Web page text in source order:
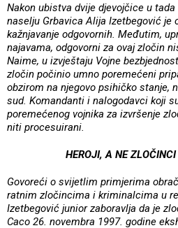
Nakon ubistva dvije djevojčice u
naselju Grbavica Alija Izetbegović je
kažnjavanje odgovornih. Međutim,
najavama, odgovorni za ovaj zločin
Naime, u izvještaju Vojne
zločin počinio umno poremećeni
obzirom na njegovo psihičko stanje,
sud. Komandanti i nalogodavci koji
poremećenog vojnika za izvršenje
niti procesuirani.
HEROJI, A NE
Govoreći o svijetlim primjerima
ratnim zločincima i kriminalcima u
Izetbegović junior zaboravlja da je
Caco 26. novembra 1997. godine